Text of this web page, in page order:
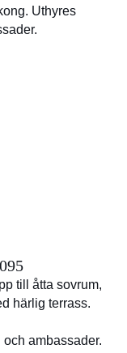
Uthyres
till åtta sovrum,
härlig terrass.
ambassader.